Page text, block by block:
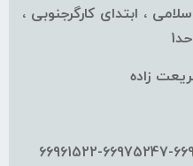
، ابتدای کارگرجنوبی ،
زاده